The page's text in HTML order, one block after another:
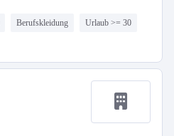
Berufskleidung Urlaub >= 30